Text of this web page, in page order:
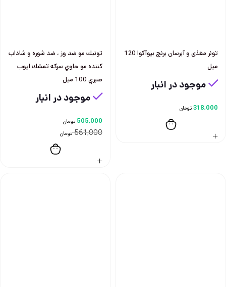
تونر مغذی و آبرسان برنج بيوآكوا 120
ميل
موجود در انبار
318,000تومان
تونيك مو ضد وز ، ضد شوره و شاداب
كننده مو حاوي سركه تمشك ايوب
صبري 100 ميل
موجود در انبار
561,000 تومان
505,000 تومان